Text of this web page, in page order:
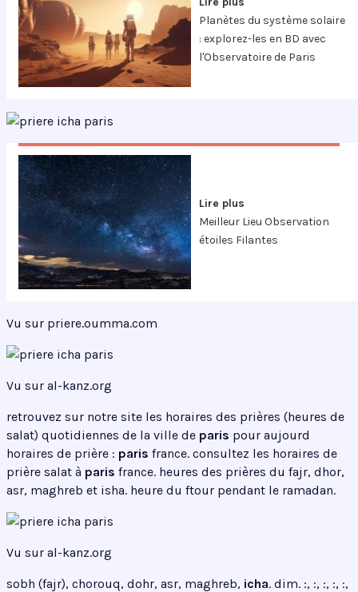
Planètes du système solaire
: explorez-les en BD avec
l'Observatoire de Paris
Lire plus
Meilleur Lieu Observation
étoiles Filantes
Vu sur priere.oumma.com
Vu sur al-kanz.org
retrouvez sur notre site les horaires des prières (heures de
salat) quotidiennes de la ville de paris pour aujourd
horaires de prière : paris france. consultez les horaires de
prière salat à paris france. heures des prières du fajr, dhor,
asr, maghreb et isha. heure du ftour pendant le ramadan.
Vu sur al-kanz.org
sobh (fajr), chorouq, dohr, asr, maghreb, icha. dim. :, :, :, :, :,